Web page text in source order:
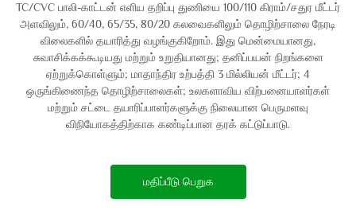
TC/CVC பாலி-காட்டன் எளிய தறிப்பு துணியை 100/110 கிராம்/சதுர மீட்டர்
அளவிலும், 60/40, 65/35, 80/20 கலவைகளிலும் தொழிற்சாலை நேரடி
விலைகளில் தயாரித்து வழங்குகிறோம். இது மென்மையானது,
சுவாசிக்கக்கூடியது மற்றும் உறுதியானது; தனிப்பயன் நிறங்களை
ஏற்றுக்கொள்ளும்; மாதாந்திர உற்பத்தி 3 மில்லியன் மீட்டர்; 4
ஒருங்கிணைந்த தொழிற்சாலைகள்; உலகளாவிய விற்பனையாளர்கள்
மற்றும் சட்டை தயாரிப்பாளர்களுக்கு நிலையான பெருமளவு
விநியோகத்திற்காக கண்டிப்பான தரக் கட்டுப்பாடு.
மதிப்பீடு பெறுக